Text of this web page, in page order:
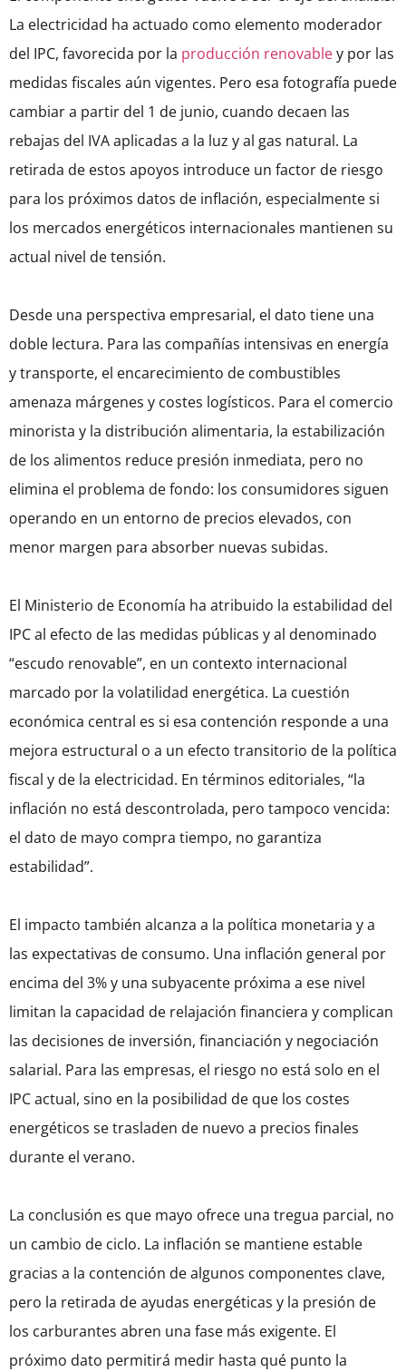
La electricidad ha actuado como elemento moderador
del IPC, favorecida por la producción renovabley por las
medidas fiscales aún vigentes. Pero esa fotografía puede
cambiar a partir del 1 de junio, cuando decaen las
rebajas del IVA aplicadas a la luz y al gas natural. La
retirada de estos apoyos introduce un factor de riesgo
para los próximos datos de inflación, especialmente si
los mercados energéticos internacionales mantienen su
actual nivel de tensión.
Desde una perspectiva empresarial, el dato tiene una
doble lectura. Para las compañías intensivas en energía
y transporte, el encarecimiento de combustibles
amenaza márgenes y costes logísticos. Para el comercio
minorista y la distribución alimentaria, la estabilización
de los alimentos reduce presión inmediata, pero no
elimina el problema de fondo: los consumidores siguen
operando en un entorno de precios elevados, con
menor margen para absorber nuevas subidas.
El Ministerio de Economía ha atribuido la estabilidad del
IPC al efecto de las medidas públicas y al denominado
“escudo renovable”, en un contexto internacional
marcado por la volatilidad energética. La cuestión
económica central es si esa contención responde a una
mejora estructural o a un efecto transitorio de la política
fiscal y de la electricidad. En términos editoriales, “la
inflación no está descontrolada, pero tampoco vencida:
el dato de mayo compra tiempo, no garantiza
estabilidad”.
El impacto también alcanza a la política monetaria y a
las expectativas de consumo. Una inflación general por
encima del 3% y una subyacente próxima a ese nivel
limitan la capacidad de relajación financiera y complican
las decisiones de inversión, financiación y negociación
salarial. Para las empresas, el riesgo no está solo en el
IPC actual, sino en la posibilidad de que los costes
energéticos se trasladen de nuevo a precios finales
durante el verano.
La conclusión es que mayo ofrece una tregua parcial, no
un cambio de ciclo. La inflación se mantiene estable
gracias a la contención de algunos componentes clave,
pero la retirada de ayudas energéticas y la presión de
los carburantes abren una fase más exigente. El
próximo dato permitirá medir hasta qué punto la